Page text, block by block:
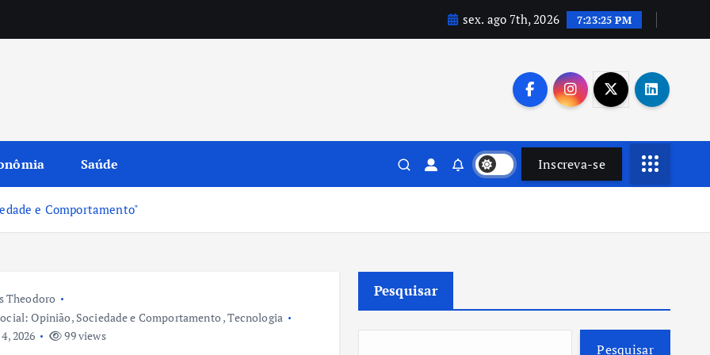
sex. ago 7th, 2026 7:23:26 PM
Saúde Inscreva-se
e Comportamento"
Theodoro
Opinião, Sociedade e Comportamento ,Tecnologia
2026
99 views
Pesquisar
Pesquisar